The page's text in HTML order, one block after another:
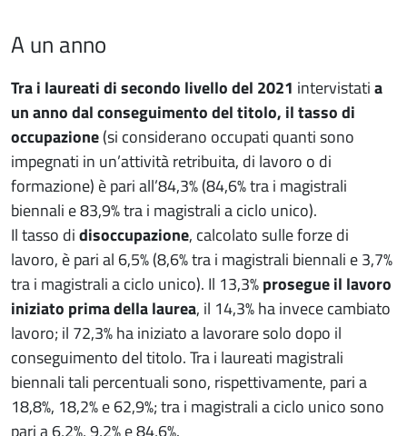
A un anno
Tra i laureati di secondo livello del 2021 intervistatia
un anno dal conseguimento del titolo, il tasso di
occupazione(si considerano occupati quanti sono
impegnati in un’attività retribuita, di lavoro o di
formazione) è pari all’84,3% (84,6% tra i magistrali
biennali e 83,9% tra i magistrali a ciclo unico).
Il tasso didisoccupazione, calcolato sulle forze di
lavoro, è pari al 6,5% (8,6% tra i magistrali biennali e 3,7%
tra i magistrali a ciclo unico). Il 13,3%prosegue il lavoro
iniziato prima della laurea, il 14,3% ha invece cambiato
lavoro; il 72,3% ha iniziato a lavorare solo dopo il
conseguimento del titolo. Tra i laureati magistrali
biennali tali percentuali sono, rispettivamente, pari a
18,8%, 18,2% e 62,9%; tra i magistrali a ciclo unico sono
pari a 6,2%, 9,2% e 84,6%.